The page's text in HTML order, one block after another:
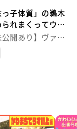
子体質」の鵜木
れまくってウキ
開・田中選手の
ーク完全版
公開あり】ヴァン
選手トーク完全